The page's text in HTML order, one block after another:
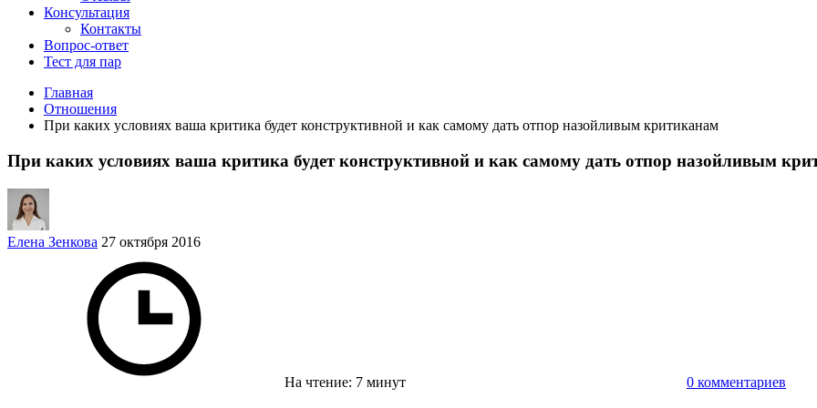
Консультация
Контакты
Вопрос-ответ
Тест для пар
Главная
Отношения
При каких условиях ваша критика будет конструктивной и как самому дать отпор назойливым критиканам
При каких условиях ваша критика будет конструктивной и как самому дать отпор назойливым
Елена Зенкова 27 октября 2016
На чтение: 7 минут 0 комментариев